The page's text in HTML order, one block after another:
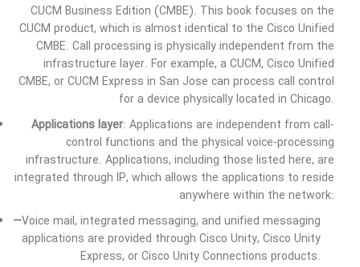
CUCM Business Edition (CMBE). This book focuses on the
CUCM product, which is almost identical to the Cisco Unified
CMBE. Call processing is physically independent from the
infrastructure layer. For example, a CUCM, Cisco Unified
CMBE, or CUCM Express in San Jose can process call control
for a device physically located in Chicago.
Applications layer: Applications are independent from call-
control functions and the physical voice-processing
infrastructure. Applications, including those listed here, are
integrated through IP, which allows the applications to reside
anywhere within the network:
—Voice mail, integrated messaging, and unified messaging
applications are provided through Cisco Unity, Cisco Unity
Express, or Cisco Unity Connections products.